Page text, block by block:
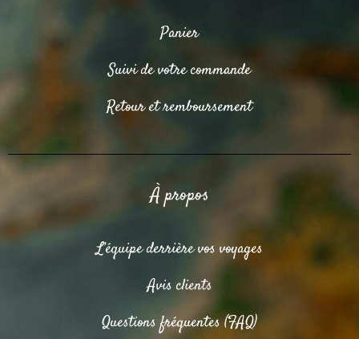
Panier
Suivi de votre commande
Retour et remboursement
À propos
L’équipe derrière vos voyages
Avis clients
Questions fréquentes (FAQ)